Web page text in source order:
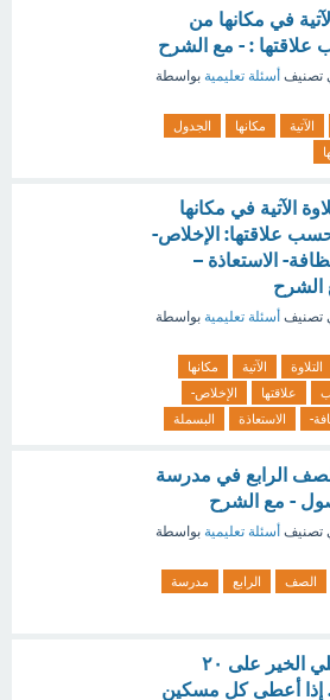
في مكانها من
: - مع الشرح
تصنيف أسئلة تعليمية بواسطة
الآتية مكانها
الجدول
الآتية في مكانها
علاقتها: الإخلاص-
الاستعاذة –
الشرح
تصنيف أسئلة تعليمية بواسطة
التلاوة الآتية
مكانها
علاقتها
الإخلاص-
الاستعاذة البسملة
الرابع في مدرسة
تصنيف أسئلة تعليمية بواسطة
الصف الرابع
مدرسة
وزع أحد فاعلي الخير على ۲۰
. إذا أعطى كل مسكين